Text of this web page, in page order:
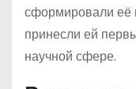
сформировали её
принесли ей
научной сфере.